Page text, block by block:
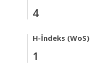
4
H-İndeks (WoS)
1